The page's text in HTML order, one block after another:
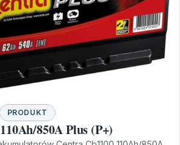
PRODUKT
850A Plus (P+)